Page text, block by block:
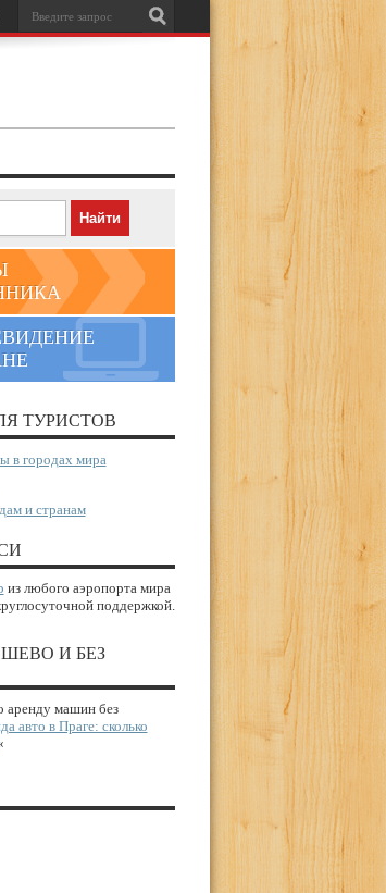
ТУРИСТОВ
в городах мира
и странам
из любого аэропорта мира
поддержкой.
И БЕЗ
аренду машин без
авто в Праге: сколько